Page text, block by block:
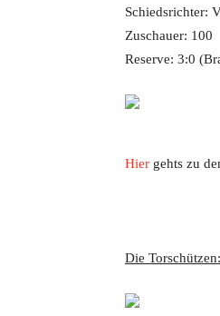
Schiedsrichter:
Zuschauer: 100
Reserve: 3:0
Hier gehts zu
Die Torschützen: